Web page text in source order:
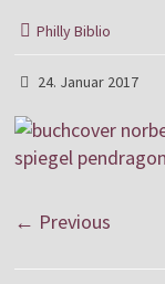
Philly Biblio
24. Januar 2017
← Previous